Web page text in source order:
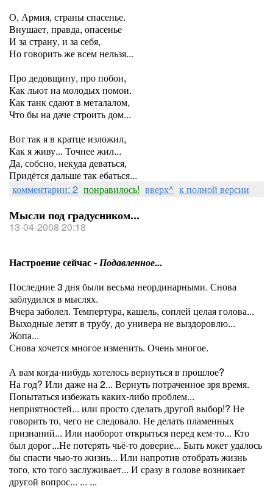
О, Армия, страны спасенье.
Внушает, правда, опасенье
И за страну, и за себя,
Но говорить же всем нельзя...
Про дедовщину, про побои,
Как льют на молодых помои.
Как танк сдают в металалом,
Что бы на даче строить дом...
Вот так я в кратце изложил,
Как я живу... Точнее жил...
Да, собсно, некуда деваться,
Придётся дальше так ебаться...
комментарии: 2 понравилось! вверх^ к полной версии
Мысли под градусником...
13-04-2008 20:18
Настроение сейчас -Подавленное...
Последние 3 дня были весьма неординарными. Снова
заблудился в мыслях.
Вчера заболел. Темпертура, кашель, соплей целая голова...
Выходные летят в трубу, до универа не выздоровлю...
Жопа...
Снова хочется многое изменить. Очень многое.
А вам когда-нибудь хотелось вернуться в прошлое?
На год? Или даже на 2... Вернуть потраченное зря время.
Попытаться избежать каких-либо проблем...
неприятностей... или просто сделать другой выбор!? Не
говорить то, чего не следовало. Не делать пламенных
признаний... Или наоборот открыться перед кем-то... Кто
был дорог...Не потерять чьё-то доверие... Быть мжет удалось
бы спасти чью-то жизнь... Или напротив отобрать жизнь
того, кто того заслуживает... И сразу в голове возникает
другой вопрос... ... ...